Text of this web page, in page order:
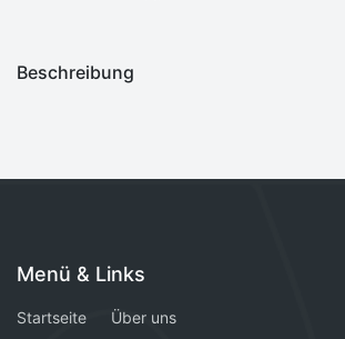
Beschreibung
Menü & Links
Startseite
Über uns